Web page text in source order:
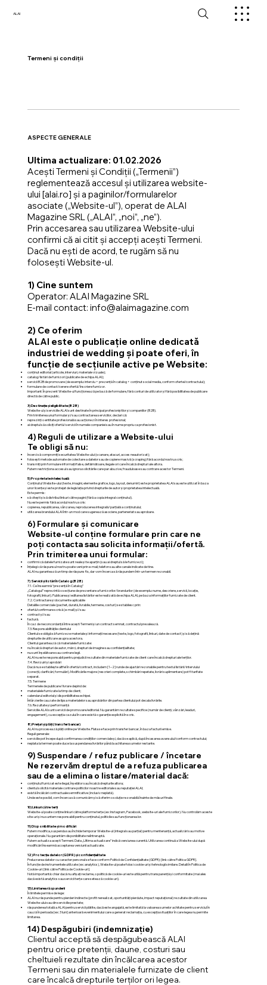
ALAI
Termeni și condiții
ASPECTE GENERALE
Ultima actualizare: 01.02.2026
Acești Termeni și Condiții („Termenii”)
reglementează accesul și utilizarea website-
ului [alai.ro] și a paginilor/formularelor
asociate („Website-ul”), operat de ALAI
Magazine SRL („ALAI”, „noi”, „ne”).
Prin accesarea sau utilizarea Website-ului
confirmi că ai citit și accepți acești Termeni.
Dacă nu ești de acord, te rugăm să nu
folosești Website-ul.
1) Cine suntem
Operator: ALAI Magazine SRL
E-mail contact: info@alaimagazine.com
2) Ce oferim
ALAI este o publicație online dedicată
industriei de wedding și poate oferi, în
funcție de secțiunile active pe Website:
conținut editorial (articole, interviuri, materiale vizuale);
catalog/listări de furnizori (publicate de echipa ALAI);
servicii B2B de promovare (de exemplu: interviu + prezență în catalog + conținut social media, conform ofertei/contractului);
formulare de contact/cerere ofertă/înscriere furnizor.
Important: În prezent Website-ul funcționează pe bază de formulare, fără conturi de utilizator și fără posibilitatea de publicare
directă de către public.
3) Destinație și eligibilitate (B2B)
Website-ul și serviciile ALAI sunt destinate în principal profesioniștilor și companiilor (B2B).
Prin trimiterea unui formular și/sau contractarea serviciilor, declari că:
reprezinți o entitate profesională sau acționezi în interes profesional;
ai dreptul să soliciți ofertă/servicii în numele companiei sau în nume propriu ca profesionist.
4) Reguli de utilizare a Website-ului
Te obligi să nu:
încerci să compromiți securitatea Website-ului (scanare, atacuri, acces neautorizat);
folosești metode automate de colectare a datelor sau de copiere masivă (scraping) fără acordul nostru scris;
transmiți prin formulare informații false, defăimătoare, ilegale ori care încalcă drepturi ale altora.
Putem restricționa accesul sau ignora solicitările care par abuzive, frauduloase sau contrare acestor Termeni.
5) Proprietate intelectuală
Conținutul Website-ului (texte, imagini, elemente grafice, logo, layout, denumiri) este proprietatea ALAI sau este utilizat în baza
unor licențe și este protejat de legislația privind drepturile de autor și proprietatea intelectuală.
Este permis:
să citești și să distribui linkuri către pagini (fără a copia integral conținutul).
Nu este permis fără acordul nostru scris:
copierea, republicarea, vânzarea, reproducerea integrală/parțială a conținutului;
utilizarea brandului ALAI într-un mod care sugerează asociere, parteneriat sau aprobare.
6) Formulare și comunicare
Website-ul conține formulare prin care ne
poți contacta sau solicita informații/ofertă.
Prin trimiterea unui formular:
confirmi că datele furnizate sunt reale și te aparțin (sau ai dreptul să le furnizezi);
înțelegi că răspunsul nostru poate veni prin e-mail, telefon sau alte canale indicate de tine.
ALAI nu garantează un timp de răspuns fix, dar vom încerca să răspundem într-un termen rezonabil.
7) Servicii și listări în Catalog (B2B)
7.1. Ce înseamnă “prezență în Catalog”
„Catalogul” reprezintă o secțiune de prezentare a furnizorilor/brandurilor (de exemplu: nume, descriere, servicii, locație,
fotografii, linkuri). Publicarea și editarea listărilor este realizată de echipa ALAI, pe baza informațiilor furnizate de client.
7.2. Contractare și documente aplicabile
Detaliile comerciale (pachet, durată, livrabile, termene, costuri) se stabilesc prin:
ofertă/confirmare scrisă (e-mail) și/sau
contract și/sau
factură.
În caz de neconcordanță între acești Termeni și un contract semnat, contractul prevalează.
7.3. Responsabilitățile clientului
Clientul se obligă să furnizeze materiale și informații necesare (texte, logo, fotografii, linkuri, date de contact) și să dețină
drepturile de utilizare asupra acestora.
Clientul garantează că materialele furnizate:
nu încalcă drepturi de autor, mărci, drepturi de imagine sau confidențialitate;
nu sunt înșelătoare sau contrare legii.
ALAI nu este responsabil pentru prejudicii rezultate din materiale furnizate de client care încalcă drepturi ale terților.
7.4. Revizuiri și aprobări
Dacă nu se stabilește altfel în ofertă/contract, includem [1–2] runde de ajustări rezonabile pentru textul listării/interviului
(corecții, clarificări, formulări). Modificările majore (rescrieri complete, schimbări repetate, livrări suplimentare) pot fi tarifate
separat.
7.5. Termene
Termenele de publicare/livrare depind de:
materialele furnizate la timp de client;
calendarul editorial și disponibilitatea echipei.
Întârzierile cauzate de lipsa materialelor sau aprobărilor din partea clientului pot decala livrările.
7.6. Rezultate și performanță
Serviciile ALAI sunt servicii de promovare/editorial. Nu garantăm rezultate specifice (număr de clienți, vânzări, leaduri,
engagement), cu excepția cazului în care există o garanție explicită în scris.
8) Prețuri și plăți (transfer bancar)
ALAI nu procesează plăți online pe Website. Plata se face prin transfer bancar, în baza facturii emise.
Reguli generale:
serviciile pot începe după confirmarea condițiilor comerciale și, dacă se aplică, după încasarea avansului/conform contractului;
neplata la termen poate duce la suspendarea livrărilor până la achitarea sumelor restante.
9) Suspendare / refuz publicare / încetare
Ne rezervăm dreptul de a refuza publicarea
sau de a elimina o listare/material dacă:
conținutul furnizat este ilegal, înșelător sau încalcă drepturile altora;
clientul solicită materiale contrare politicilor noastre editoriale sau reputației ALAI;
există încălcări contractuale semnificative (inclusiv neplată).
Unde este posibil, vom încerca să comunicăm și să oferim o soluție rezonabilă înainte de măsuri finale.
10) Linkuri către terți
Website-ul poate conține linkuri către platforme terțe (ex: Instagram, Facebook, website-uri ale furnizorilor). Nu controlăm aceste
site-uri și nu suntem responsabili pentru conținutul, politicile sau funcționarea lor.
11) Disponibilitate și modificări
Putem modifica, suspenda sau închide temporar Website-ul (integral sau parțial) pentru mentenanță, actualizări sau motive
operaționale. Nu garantăm disponibilitate neîntreruptă.
Putem actualiza acești Termeni. Data „Ultima actualizare” indică versiunea curentă. Utilizarea continuă a Website-ului după
modificări înseamnă acceptarea versiunii actualizate.
12) Protecția datelor (GDPR) și confidențialitate
Prelucrarea datelor cu caracter personal se face conform Politicii de Confidențialitate (GDPR): [link către Politica GDPR].
În funcție de instrumentele utilizate (ex: analytics), Website-ul poate folosi cookie-uri și tehnologii similare. Detalii în Politica de
Cookie-uri: [link către Politica de Cookie-uri].
Notă importantă: chiar dacă nu afișați reclame, o politică de cookie-uri este utilă pentru transparență și conformitate (mai ales
dacă există analytics sau servicii terțe care setează cookie-uri).
13) Limitarea răspunderii
În limitele permise de lege:
ALAI nu răspunde pentru pierderi indirecte (profit nerealizat, oportunități pierdute, impact reputațional) rezultate din utilizarea
Website-ului sau din serviciile prestate;
răspunderea totală a ALAI pentru servicii plătite, dacă este angajată, este limitată la valoarea sumelor achitate pentru serviciul în
cauză în perioada [ex: 3 luni] anterioară evenimentului care a generat reclamația, cu excepția situațiilor în care legea nu permite
limitarea.
14) Despăgubiri (indemnizație)
Clientul acceptă să despăgubească ALAI
pentru orice pretenții, daune, costuri sau
cheltuieli rezultate din încălcarea acestor
Termeni sau din materialele furnizate de client
care încalcă drepturile terților ori legea.